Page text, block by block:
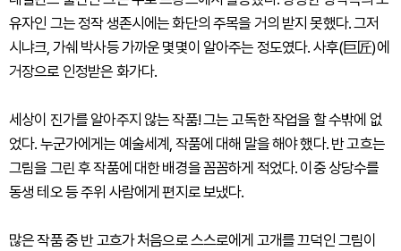
유자인 그는 정작 생존시에는 화단의 주목을 거의 받지 못했다. 그저
시냐크, 가쉐 박사등 가까운 몇몇이 알아주는 정도였다. 사후(巨匠)에
거장으로 인정받은 화가다.
세상이 진가를 알아주지 않는 작품! 그는 고독한 작업을 할 수밖에 없
었다. 누군가에게는 예술세계, 작품에 대해 말을 해야 했다. 반 고흐는
그림을 그린 후 작품에 대한 배경을 꼼꼼하게 적었다. 이중 상당수를
동생 테오 등 주위 사람에게 편지로 보냈다.
많은 작품 중 반 고흐가 처음으로 스스로에게 고개를 끄덕인 그림이